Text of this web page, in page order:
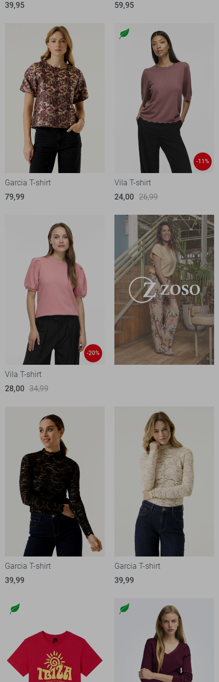
39,95
59,95
Garcia T-shirt
79,99
-11%
Vila T-shirt
24,00 26,99
-20%
Vila T-shirt
28,00 34,99
Garcia T-shirt
39,99
Garcia T-shirt
39,99